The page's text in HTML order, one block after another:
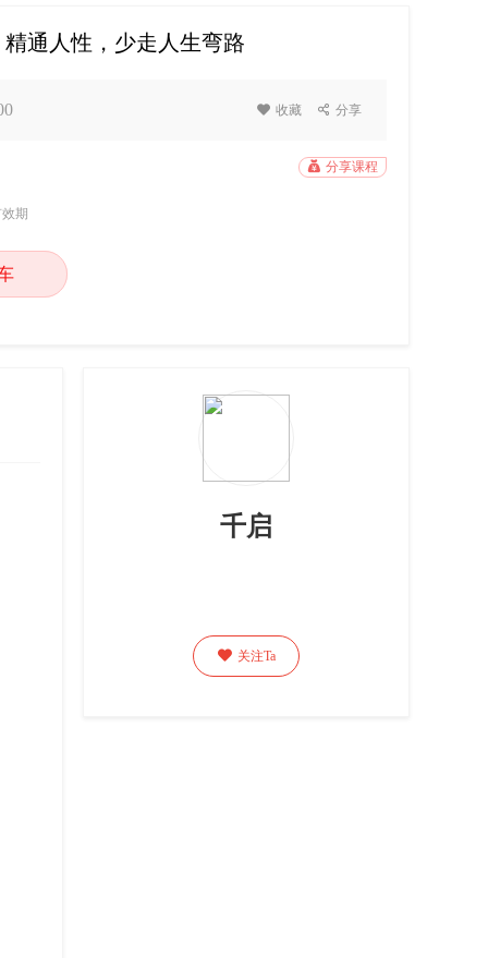
通人性，少走人生弯路
 收藏  分享
 分享课程
期
千启
 关注Ta